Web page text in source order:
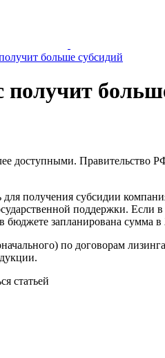
больше субсидий
доступными. Правительство
получения субсидии
поддержки. Если
запланирована сумма
по договорам
статьей